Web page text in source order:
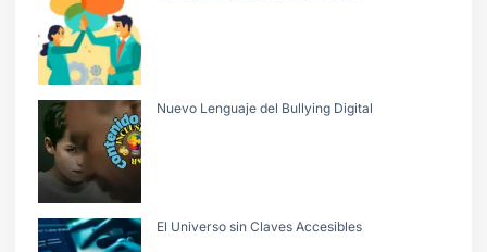
Nuevo Lenguaje del Bullying Digital
El Universo sin Claves Accesibles